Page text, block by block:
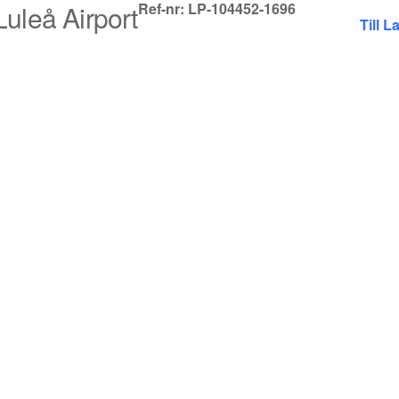
AirportRef-nr: LP-104452-1696
Till